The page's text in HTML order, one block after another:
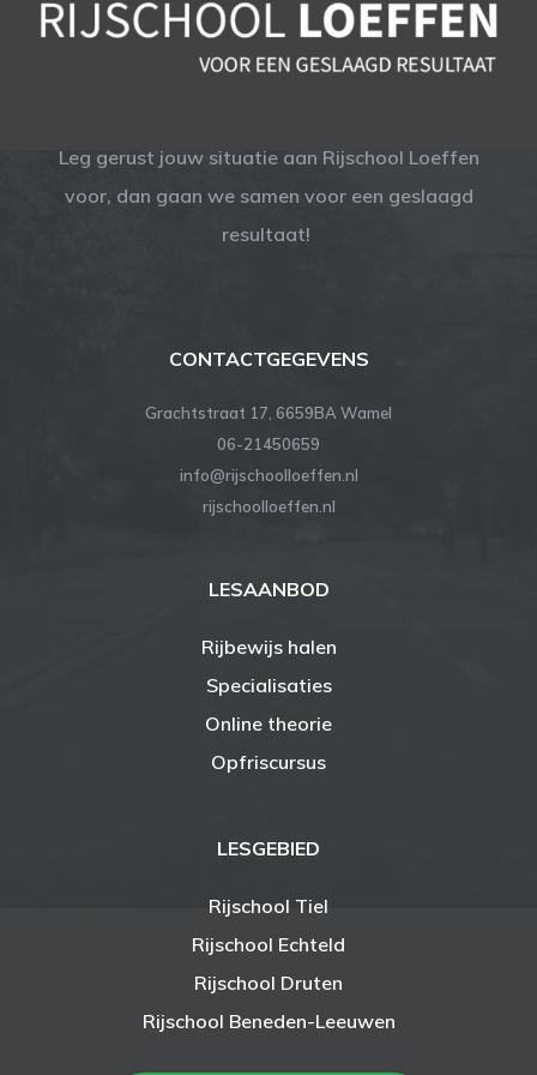
Leg gerust jouw situatie aan Rijschool Loeffen
voor, dan gaan we samen voor een geslaagd
resultaat!
CONTACTGEGEVENS
Grachtstraat 17, 6659BA Wamel
06-21450659
info@rijschoolloeffen.nl
rijschoolloeffen.nl
LESAANBOD
Rijbewijs halen
Specialisaties
Online theorie
Opfriscursus
LESGEBIED
Rijschool Tiel
Rijschool Echteld
Rijschool Druten
Rijschool Beneden-Leeuwen